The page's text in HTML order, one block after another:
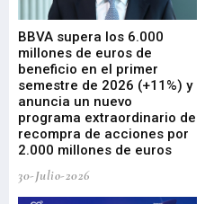
BBVA supera los 6.000
millones de euros de
beneficio en el primer
semestre de 2026 (+11%) y
anuncia un nuevo
programa extraordinario de
recompra de acciones por
2.000 millones de euros
30-Julio-2026